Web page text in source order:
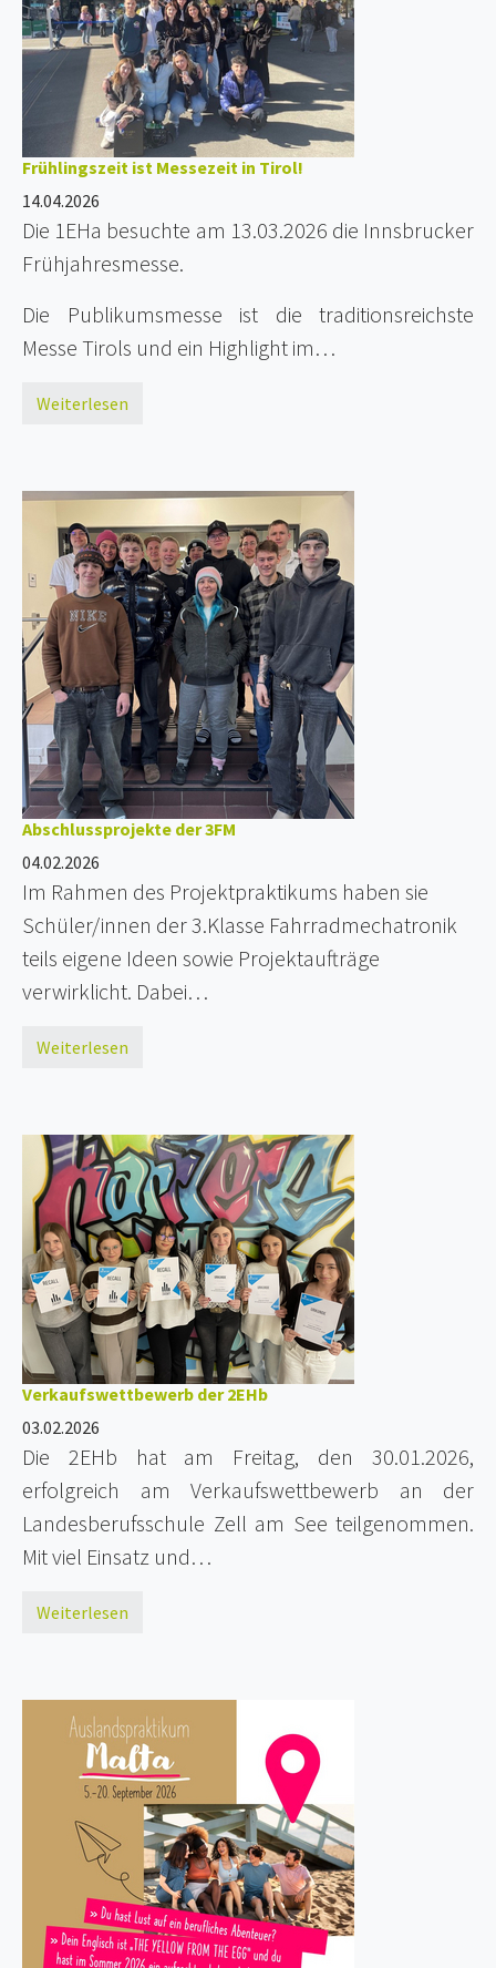
Frühlingszeit ist Messezeit in Tirol!
14.04.2026
Die 1EHa besuchte am 13.03.2026 die Innsbrucker
Frühjahresmesse.
Die Publikumsmesse ist die traditionsreichste
Messe Tirols und ein Highlight im…
Weiterlesen
Abschlussprojekte der 3FM
04.02.2026
Im Rahmen des Projektpraktikums haben sie
Schüler/innen der 3.Klasse Fahrradmechatronik
teils eigene Ideen sowie Projektaufträge
verwirklicht. Dabei…
Weiterlesen
Verkaufswettbewerb der 2EHb
03.02.2026
Die 2EHb hat am Freitag, den 30.01.2026,
erfolgreich am Verkaufswettbewerb an der
Landesberufsschule Zell am See teilgenommen.
Mit viel Einsatz und…
Weiterlesen